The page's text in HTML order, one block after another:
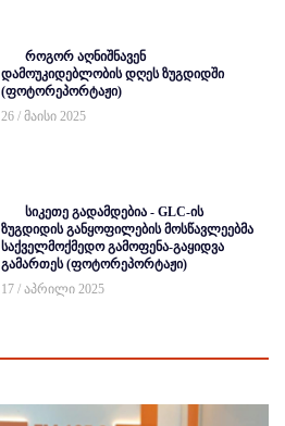
როგორ აღნიშნავენ
დამოუკიდებლობის დღეს ზუგდიდში
(ფოტორეპორტაჟი)
26 / მაისი 2025
სიკეთე გადამდებია - GLC-ის
ზუგდიდის განყოფილების მოსწავლეებმა
საქველმოქმედო გამოფენა-გაყიდვა
გამართეს (ფოტორეპორტაჟი)
17 / აპრილი 2025